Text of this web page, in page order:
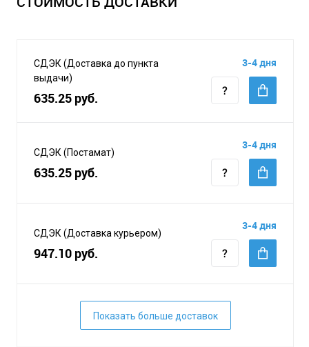
СДЭК (Доставка до пункта
выдачи)
635.25 руб.
3-4 дня
СДЭК (Постамат)
635.25 руб.
3-4 дня
СДЭК (Доставка курьером)
947.10 руб.
3-4 дня
Показать больше доставок